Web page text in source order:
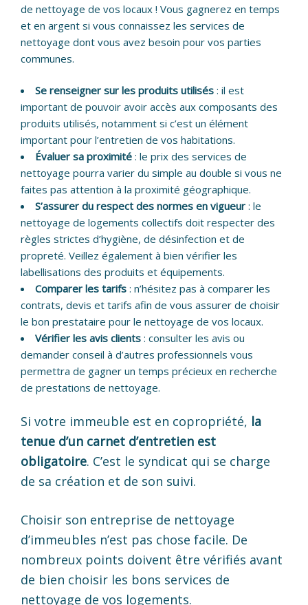
de nettoyage de vos locaux ! Vous gagnerez en temps
et en argent si vous connaissez les services de
nettoyage dont vous avez besoin pour vos parties
communes.
Se renseigner sur les produits utilisés : il est
important de pouvoir avoir accès aux composants des
produits utilisés, notamment si c’est un élément
important pour l’entretien de vos habitations.
Évaluer sa proximité : le prix des services de
nettoyage pourra varier du simple au double si vous ne
faites pas attention à la proximité géographique.
S’assurer du respect des normes en vigueur : le
nettoyage de logements collectifs doit respecter des
règles strictes d’hygiène, de désinfection et de
propreté. Veillez également à bien vérifier les
labellisations des produits et équipements.
Comparer les tarifs : n’hésitez pas à comparer les
contrats, devis et tarifs afin de vous assurer de choisir
le bon prestataire pour le nettoyage de vos locaux.
Vérifier les avis clients : consulter les avis ou
demander conseil à d’autres professionnels vous
permettra de gagner un temps précieux en recherche
de prestations de nettoyage.
Si votre immeuble est en copropriété, la
tenue d’un carnet d’entretien est
obligatoire. C’est le syndicat qui se charge
de sa création et de son suivi.
Choisir son entreprise de nettoyage
d’immeubles n’est pas chose facile. De
nombreux points doivent être vérifiés avant
de bien choisir les bons services de
nettoyage de vos logements.